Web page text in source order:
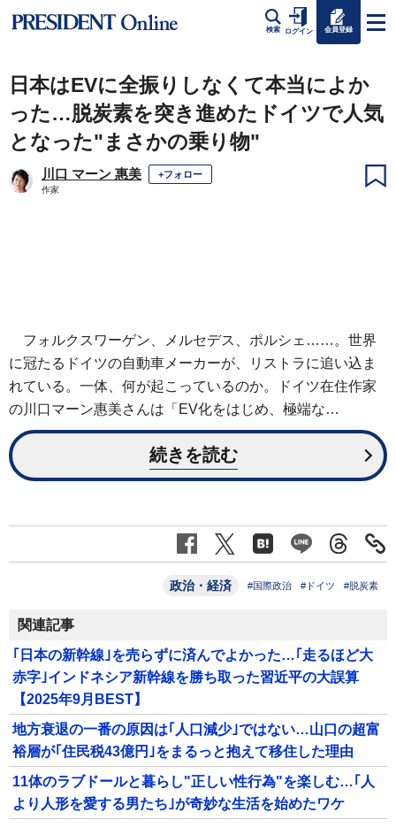
検索 ログイン 会員登録
日本はEVに全振りしなくて本当によか
った…脱炭素を突き進めたドイツで人気
となった"まさかの乗り物"
川口 マーン 惠美 +フォロー
作家
フォルクスワーゲン、メルセデス、ポルシェ……。世界
に冠たるドイツの自動車メーカーが、リストラに追い込ま
れている。一体、何が起こっているのか。ドイツ在住作家
の川口マーン惠美さんは「EV化をはじめ、極端な…
続きを読む
政治・経済 #国際政治 #ドイツ #脱炭素
関連記事
｢日本の新幹線｣を売らずに済んでよかった…｢走るほど大
赤字｣インドネシア新幹線を勝ち取った習近平の大誤算
【2025年9月BEST】
地方衰退の一番の原因は｢人口減少｣ではない…山口の超富
裕層が｢住民税43億円｣をまるっと抱えて移住した理由
11体のラブドールと暮らし"正しい性行為"を楽しむ…｢人
より人形を愛する男たち｣が奇妙な生活を始めたワケ